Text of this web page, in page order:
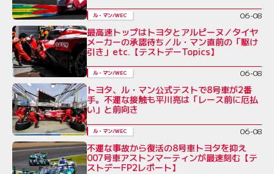
ル・マン/WEC 06-08
最高速トップはトヨタとアルピーヌ／タイヤ
メーカーの承認待ち／ル・マン直前の「駆け
引き」etc.【テストデーTopics】
ル・マン/WEC 06-08
トヨタ、ル・マン公式テストで8号車が2番
手。不運な接触も平川亮は「レース前に厄払
い」と前向き
ル・マン/WEC 06-08
不運な事故から復活の8号車トヨタを抑え
007号車アストンマーティンが最速刻む【テ
ストデーFP2レポート】